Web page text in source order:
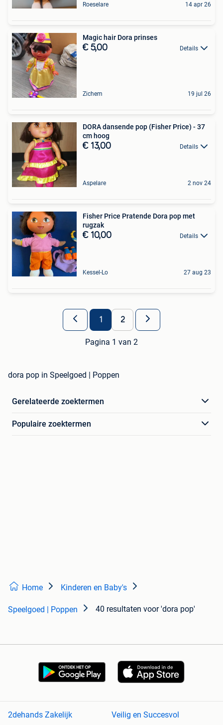
Roeselare 14 apr 26
Magic hair Dora prinses
€ 5,00 Details
Zichem 19 jul 26
DORA dansende pop (Fisher Price) - 37
cm hoog
€ 13,00 Details
Aspelare 2 nov 24
Fisher Price Pratende Dora pop met
rugzak
€ 10,00 Details
Kessel-Lo 27 aug 23
1 2
Pagina 1 van 2
dora pop in Speelgoed | Poppen
Gerelateerde zoektermen
Populaire zoektermen
Home Kinderen en Baby's
Speelgoed | Poppen 40 resultaten voor 'dora pop'
2dehands Zakelijk Veilig en Succesvol